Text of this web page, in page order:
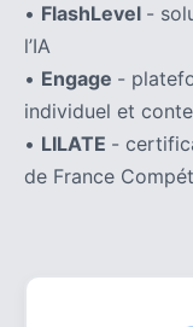
• FlashLevel -
l’IA
• Engage -
individuel et
• LILATE -
de France